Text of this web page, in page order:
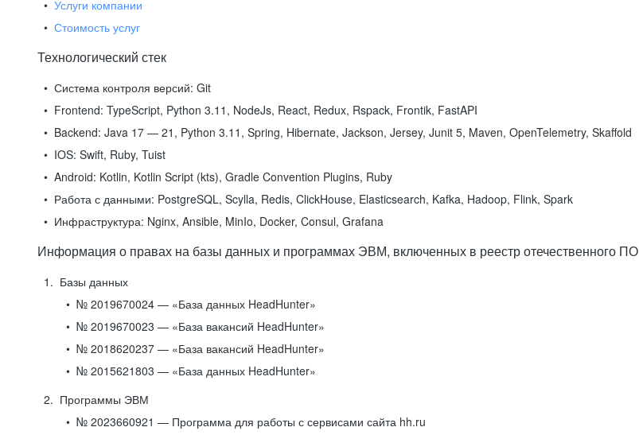
Услуги компании
Стоимость услуг
Технологический стек
Система контроля версий: Git
Frontend: TypeScript, Python 3.11, NodeJs, React, Redux, Rspack, Frontik, FastAPI
Backend: Java 17 — 21, Python 3.11, Spring, Hibernate, Jackson, Jersey, Junit 5, Maven, OpenTelemetry, Skaffold
IOS: Swift, Ruby, Tuist
Android: Kotlin, Kotlin Script (kts), Gradle Convention Plugins, Ruby
Работа с данными: PostgreSQL, Scylla, Redis, ClickHouse, Elasticsearch, Kafka, Hadoop, Flink, Spark
Инфраструктура: Nginx, Ansible, MinIo, Docker, Consul, Grafana
Информация о правах на базы данных и программах ЭВМ, включенных в реестр отечественного ПО
Базы данных
№ 2019670024 — «База данных HeadHunter»
№ 2019670023 — «База вакансий HeadHunter»
№ 2018620237 — «База вакансий HeadHunter»
№ 2015621803 — «База данных HeadHunter»
Программы ЭВМ
№ 2023660921 — Программа для работы с сервисами сайта hh.ru